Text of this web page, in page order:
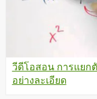
วีดีโอสอน การแยก
อย่างละเอียด